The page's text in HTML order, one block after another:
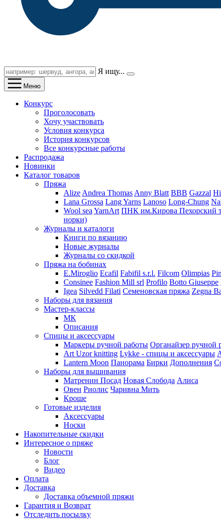
Я ищу...
Меню
Конкурс
Проголосовать
Хочу участвовать
Условия конкурса
История конкурсов
Все конкурсные работы
Распродажа
Новинки
Каталог товаров
Пряжа
Alize Andrea Thomas Anny Blatt BBB Gazzal
Lana Grossa Lang Yarns Lanoso Long-Chung
Wool sea YarnArt ПНК им.Кирова Пехорский
норки)
Журналы и каталоги
Книги по вязанию
Новые журналы
Журналы со скидкой
Пряжа на бобинах
E.Miroglio Ecafil Fabifil s.r.l. Filcom Olimpias
Consinee Fashion Mill srl Profilo Botto Giuseppe
Igea Silvedd Filati Семеновская пряжа Zegna
Наборы для вязания
Мастер-классы
МК
Описания
Спицы и аксессуары
Маркеры ручной работы Органайзер ручной
Art Uzor knitting Lykke - спицы и аксессуары
Lantern Moon Панорама Бирки Дополнения
Наборы для вышивания
Матренин Посад Новая Слобода Алиса
Овен Риолис Чаривна Мить
Кроше
Готовые изделия
Аксессуары
Носки
Накопительные скидки
Интересное о пряже
Новости
Блог
Видео
Оплата
Доставка
Доставка объемной пряжи
Гарантия и Возврат
Отследить посылку